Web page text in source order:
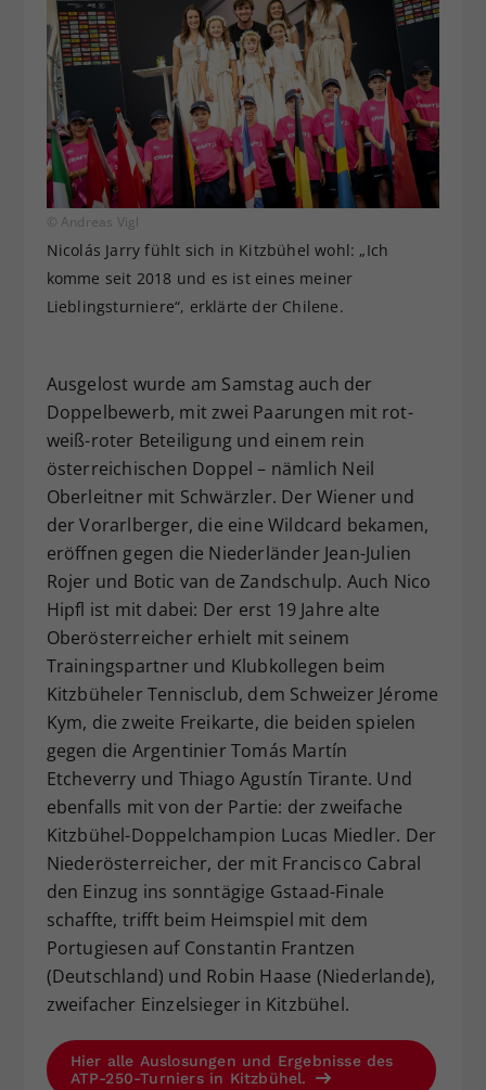
© Andreas Vigl
Nicolás Jarry fühlt sich in Kitzbühel wohl: „Ich
komme seit 2018 und es ist eines meiner
Lieblingsturniere“, erklärte der Chilene.
Ausgelost wurde am Samstag auch der
Doppelbewerb, mit zwei Paarungen mit rot-
weiß-roter Beteiligung und einem rein
österreichischen Doppel – nämlich Neil
Oberleitner mit Schwärzler. Der Wiener und
der Vorarlberger, die eine Wildcard bekamen,
eröffnen gegen die Niederländer Jean-Julien
Rojer und Botic van de Zandschulp. Auch Nico
Hipfl ist mit dabei: Der erst 19 Jahre alte
Oberösterreicher erhielt mit seinem
Trainingspartner und Klubkollegen beim
Kitzbüheler Tennisclub, dem Schweizer Jérome
Kym, die zweite Freikarte, die beiden spielen
gegen die Argentinier Tomás Martín
Etcheverry und Thiago Agustín Tirante. Und
ebenfalls mit von der Partie: der zweifache
Kitzbühel-Doppelchampion Lucas Miedler. Der
Niederösterreicher, der mit Francisco Cabral
den Einzug ins sonntägige Gstaad-Finale
schaffte, trifft beim Heimspiel mit dem
Portugiesen auf Constantin Frantzen
(Deutschland) und Robin Haase (Niederlande),
zweifacher Einzelsieger in Kitzbühel.
Hier alle Auslosungen und Ergebnisse des
ATP-250-Turniers in Kitzbühel.